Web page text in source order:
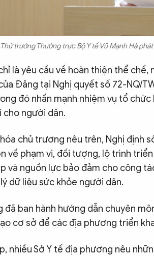
Thứ trưởng Thường trực Bộ Y tế Vũ Mạnh Hà
là yêu cầu về hoàn thiện thể chế,
Đảng tại Nghị quyết số 72-NQ/
đó nhấn mạnh nhiệm vụ tổ
cho người dân.
chủ trương nêu trên, Nghị định
về phạm vi, đối tượng, lộ trình
và nguồn lực bảo đảm cho công
dữ liệu sức khỏe người dân.
đã ban hành hướng dẫn chuyên
cơ sở để các địa phương triển
nhiều Sở Y tế địa phương nêu